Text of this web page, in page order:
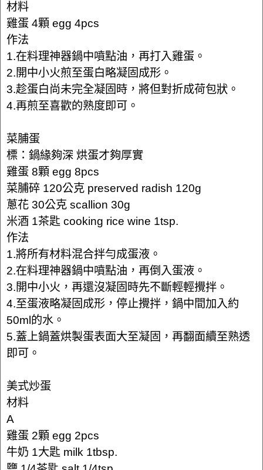
材料
雞蛋 4顆 egg 4pcs
作法
1.在料理神器鍋中噴點油，再打入雞蛋。
2.開中小火煎至蛋白略凝固成形。
3.趁蛋白尚未完全凝固時，將但對折成荷包狀。
4.再煎至喜歡的熟度即可。
菜脯蛋
標：鍋緣夠深 烘蛋才夠厚實
雞蛋 8顆 egg 8pcs
菜脯碎 120公克 preserved radish 120g
蔥花 30公克 scallion 30g
米酒 1茶匙 cooking rice wine 1tsp.
作法
1.將所有材料混合拌勻成蛋液。
2.在料理神器鍋中噴點油，再倒入蛋液。
3.開中小火，再還沒凝固時先不斷輕輕攪拌。
4.至蛋液略凝固成形，停止攪拌，鍋中間加入約
50ml的水。
5.蓋上鍋蓋烘製蛋表面大至凝固，再翻面續至熟透
即可。
美式炒蛋
材料
A
雞蛋 2顆 egg 2pcs
牛奶 1大匙 milk 1tbsp.